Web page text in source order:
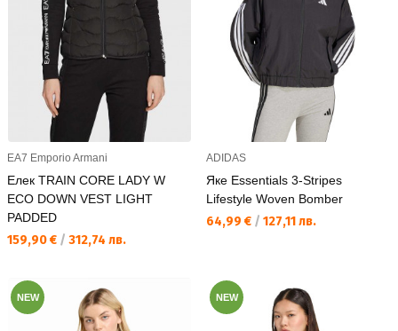
EA7 Emporio Armani
Елек TRAIN CORE LADY W
ECO DOWN VEST LIGHT
PADDED
Текуща цена:
159,90 € / 312,74 лв.
ADIDAS
Яке Essentials 3-Stripes
Lifestyle Woven Bomber
Текуща цена:
64,99 € / 127,11 лв.
NEW NEW